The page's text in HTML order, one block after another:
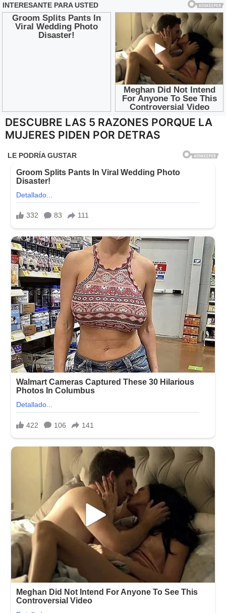
DESCUBRE LAS 5 RAZONES PORQUE LA
MUJERES PIDEN POR DETRAS